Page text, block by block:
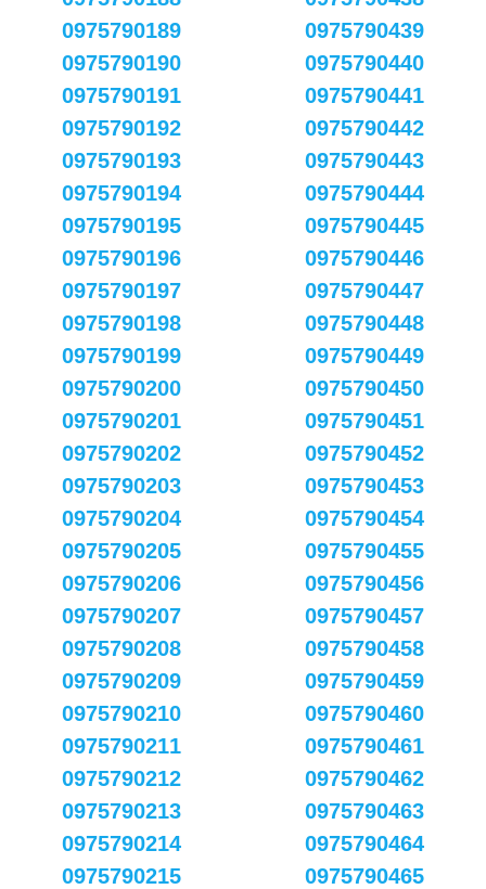
0975790189
0975790190
0975790191
0975790192
0975790193
0975790194
0975790195
0975790196
0975790197
0975790198
0975790199
0975790200
0975790201
0975790202
0975790203
0975790204
0975790205
0975790206
0975790207
0975790208
0975790209
0975790210
0975790211
0975790212
0975790213
0975790214
0975790215
0975790439
0975790440
0975790441
0975790442
0975790443
0975790444
0975790445
0975790446
0975790447
0975790448
0975790449
0975790450
0975790451
0975790452
0975790453
0975790454
0975790455
0975790456
0975790457
0975790458
0975790459
0975790460
0975790461
0975790462
0975790463
0975790464
0975790465